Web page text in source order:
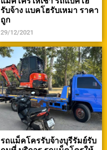
รับจ้าง แบคโฮรับเหมา ราคา
ถูก
29/12/2021
รถแม็คโครรับจ้างบุรีรัมย์รับ